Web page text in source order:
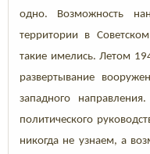
одно. Возможность
территории в
такие имелись. Летом
развертывание
западного
политического
никогда не узнаем, а